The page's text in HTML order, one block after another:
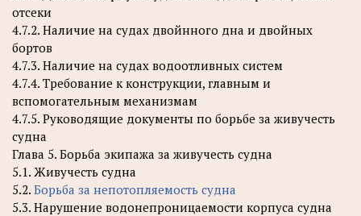
отсеки
4.7.2. Наличие на судах двойнного дна и двойных
бортов
4.7.3. Наличие на судах водоотливных систем
4.7.4. Требование к конструкции, главным и
вспомогательным механизмам
4.7.5. Руководящие документы по борьбе за живучесть
судна
Глава 5. Борьба экипажа за живучесть судна
5.1. Живучесть судна
5.2. Борьба за непотопляемость судна
5.3. Нарушение водонепроницаемости корпуса судна